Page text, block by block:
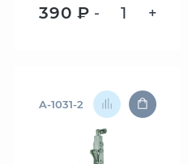
390 ₽ - +
A-1031-2